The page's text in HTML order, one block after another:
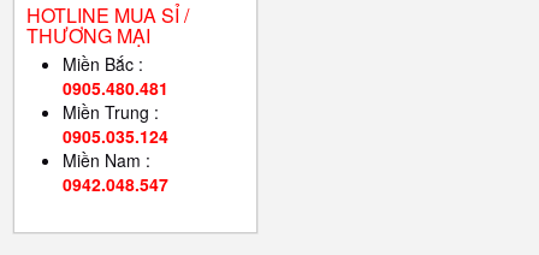
HOTLINE MUA SỈ /
THƯƠNG MẠI
Miền Bắc :
0905.480.481
Miền Trung :
0905.035.124
Miền Nam :
0942.048.547